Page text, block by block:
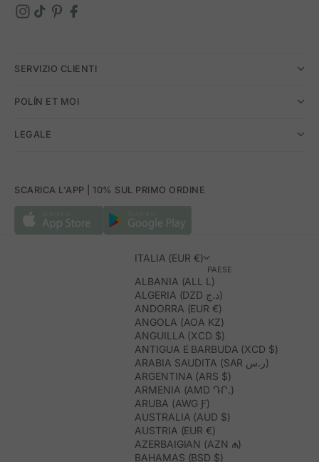
SERVIZIO CLIENTI
POLÍN ET MOI
LEGALE
SCARICA L'APP | 10% SUL PRIMO ORDINE
ITALIA (EUR €)
PAESE
ALBANIA (ALL L)
ALGERIA (DZD د.ج)
ANDORRA (EUR €)
ANGOLA (AOA KZ)
ANGUILLA (XCD $)
ANTIGUA E BARBUDA (XCD $)
ARABIA SAUDITA (SAR ر.س)
ARGENTINA (ARS $)
ARMENIA (AMD ԴՐ.)
ARUBA (AWG Ƒ)
AUSTRALIA (AUD $)
AUSTRIA (EUR €)
AZERBAIGIAN (AZN ₼)
BAHAMAS (BSD $)